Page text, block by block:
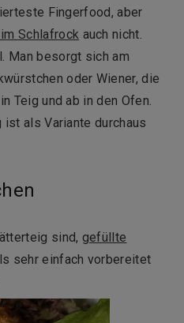
Fingerfood, aber
Schlafrock auch nicht.
Man besorgt sich am
oder Wiener, die
Teig und ab in den Ofen.
als Variante durchaus
sind, gefüllte
sehr einfach vorbereitet